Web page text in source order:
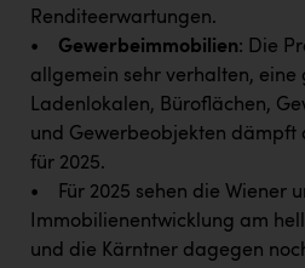
TCL
TGW Logistics
TRAILOMAT & Cycling Austria
VERITAS
Vier Diamanten
Vorlagenportal
Renditeerwartungen.
• Gewerbeimmobilien: Die
allgemein sehr verhalten,
Ladenlokalen, Büroflächen,
und Gewerbeobjekten dämpft
für 2025.
• Für 2025 sehen die Wiener
Immobilienentwicklung am
und die Kärntner dagegen